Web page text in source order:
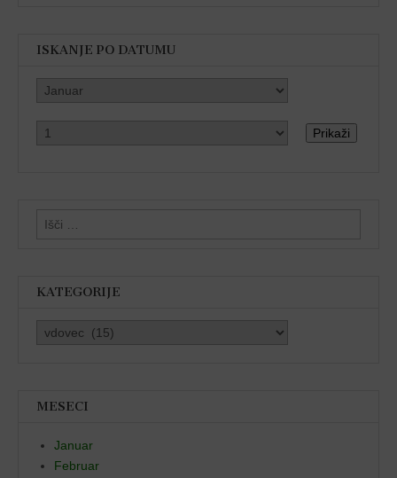
ISKANJE PO DATUMU
Prikaži
Išči:
KATEGORIJE
Kategorije
MESECI
Januar
Februar